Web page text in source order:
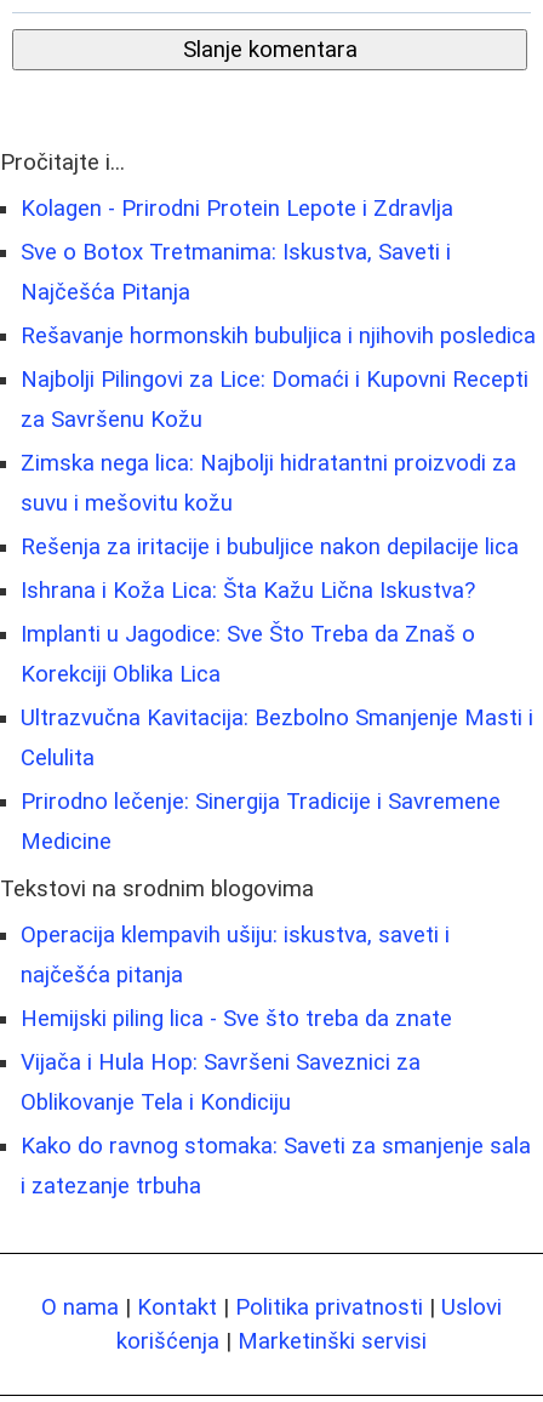
Slanje komentara
Pročitajte i...
Kolagen - Prirodni Protein Lepote i Zdravlja
Sve o Botox Tretmanima: Iskustva, Saveti i
Najčešća Pitanja
Rešavanje hormonskih bubuljica i njihovih posledica
Najbolji Pilingovi za Lice: Domaći i Kupovni Recepti
za Savršenu Kožu
Zimska nega lica: Najbolji hidratantni proizvodi za
suvu i mešovitu kožu
Rešenja za iritacije i bubuljice nakon depilacije lica
Ishrana i Koža Lica: Šta Kažu Lična Iskustva?
Implanti u Jagodice: Sve Što Treba da Znaš o
Korekciji Oblika Lica
Ultrazvučna Kavitacija: Bezbolno Smanjenje Masti i
Celulita
Prirodno lečenje: Sinergija Tradicije i Savremene
Medicine
Tekstovi na srodnim blogovima
Operacija klempavih ušiju: iskustva, saveti i
najčešća pitanja
Hemijski piling lica - Sve što treba da znate
Vijača i Hula Hop: Savršeni Saveznici za
Oblikovanje Tela i Kondiciju
Kako do ravnog stomaka: Saveti za smanjenje sala
i zatezanje trbuha
O nama | Kontakt | Politika privatnosti | Uslovi
korišćenja | Marketinški servisi